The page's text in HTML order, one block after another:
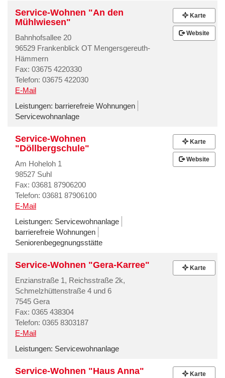
Service-Wohnen "An den
Mühlwiesen"
Bahnhofsallee 20
96529 Frankenblick OT Mengersgereuth-
Hämmern
Fax: 03675 4220330
Telefon: 03675 422030
E-Mail
Leistungen: barrierefreie Wohnungen
Servicewohnanlage
Karte
Website
Service-Wohnen
"Döllbergschule"
Am Hoheloh 1
98527 Suhl
Fax: 03681 87906200
Telefon: 03681 87906100
E-Mail
Leistungen: Servicewohnanlage
barrierefreie Wohnungen
Seniorenbegegnungsstätte
Karte
Website
Service-Wohnen "Gera-Karree"
Enzianstraße 1, Reichsstraße 2k,
Schmelzhüttenstraße 4 und 6
7545 Gera
Fax: 0365 438304
Telefon: 0365 8303187
E-Mail
Leistungen: Servicewohnanlage
Karte
Service-Wohnen "Haus Anna" Karte